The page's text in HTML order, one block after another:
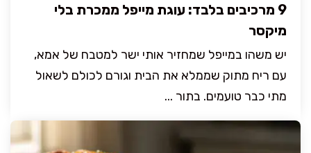
9 מרכיבים בלבד: עוגת מייפל ממכרת בלי
מיקסר
יש משהו במייפל שמחזיר אותי ישר למטבח של אמא,
עם ריח מתוק שממלא את הבית וגורם לכולם לשאול
מתי כבר טועמים. בתור ...